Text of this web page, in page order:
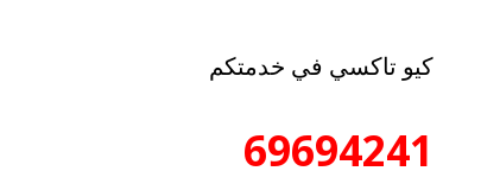
كيو تاكسي في خدمتكم
69694241